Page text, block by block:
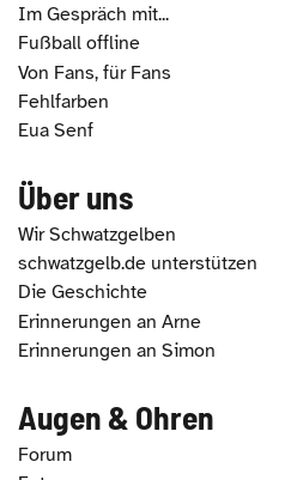
Im Gespräch mit...
Fußball offline
Von Fans, für Fans
Fehlfarben
Eua Senf
Über uns
Wir Schwatzgelben
schwatzgelb.de unterstützen
Die Geschichte
Erinnerungen an Arne
Erinnerungen an Simon
Augen & Ohren
Forum